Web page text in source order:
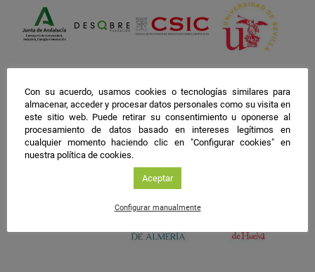
Con su acuerdo, usamos cookies o tecnologías similares para
almacenar, acceder y procesar datos personales como su visita en
este sitio web. Puede retirar su consentimiento u oponerse al
procesamiento de datos basado en intereses legítimos en
cualquier momento haciendo clic en "Configurar cookies" en
nuestra política de cookies.
Aceptar
Configurar manualmente